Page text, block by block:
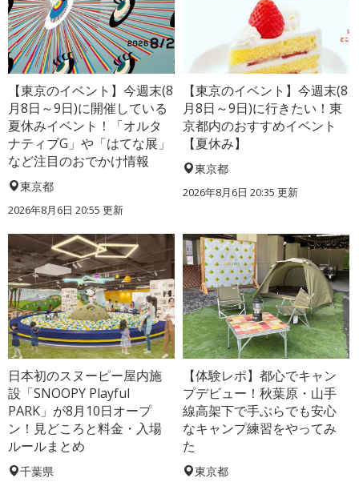
【東京のイベント】今週末(8
月8日～9日)に開催している
夏休みイベント！「オルタ
ナティブG」や「はてな展」
など注目のおでかけ情報
東京都
2026年8月6日 20:55 更新
【東京のイベント】今週末(8
月8日～9日)に行きたい！東
京都内のおすすめイベント
【夏休み】
東京都
2026年8月6日 20:35 更新
日本初のスヌーピー屋内施
設「SNOOPY Playful
PARK」が8月10日オープ
ン！見どころと料金・入場
ルールまとめ
千葉県
【体験レポ】都心でキャン
プデビュー！秋葉原・山手
線高架下で手ぶらでも安心
なキャンプ練習をやってみ
た
東京都